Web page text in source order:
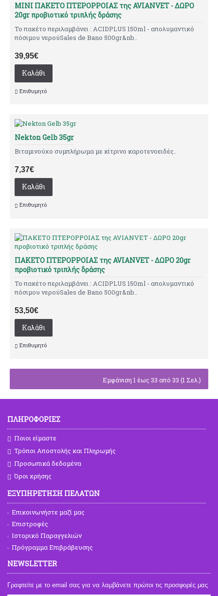
ΜΙΝΙ ΠΑΚΕΤΟ ΠΤΕΡΟΡΡΟΙΑΣ της AVIANVET - ΔΩΡΟ
20gr προβιοτικό τριπλής δράσης
Το πακέτο περιλαμβάνει : ACIDPLUS 150ml - απολυμαντικό
πόσιμου νερούSales de Bano 500gr&nb..
39,95€
Καλάθι
Επιθυμητό
Νekton Gelb 35gr
Βιταμινούχο συμπλήρωμα με κίτρινο καροτενοειδές..
7,37€
Καλάθι
Επιθυμητό
ΠΑΚΕΤΟ ΠΤΕΡΟΡΡΟΙΑΣ της AVIANVET - ΔΩΡΟ 20gr
προβιοτικό τριπλής δράσης
Το πακέτο περιλαμβάνει : ACIDPLUS 150ml - απολυμαντικό
πόσιμου νερούSales de Bano 500gr&nb..
53,50€
Καλάθι
Επιθυμητό
Εμφάνιση 1 έως 33 από 33 (1 Σελ.)
ΠΛΗΡΟΦΟΡΙΕΣ
Ποιοι είμαστε
Τρόποι Αποστολής και Πληρωμής
Προσωπικά δεδομένα
Όροι χρήσης
ΕΞΥΠΗΡΕΤΗΣΗ ΠΕΛΑΤΩΝ
Επικοινωνήστε μαζί μας
Επιστροφές
Ιστορικό Παραγγελιών
Πρόγραμμα Επιβράβευσης
NEWSLETTER
Γραφτείτε με το email σας για να λαμβάνετε πρώτοι τις προσφορές μας